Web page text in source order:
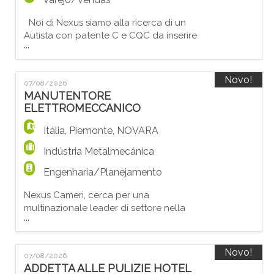
Noi di Nexus siamo alla ricerca di un
Autista con patente C e CQC da inserire
presso una nostra azienda cliente; Mansioni
principali: - Guida di autocarri per il
trasporto di materiali. - Carico e scarico
della merce mediante gru installata sul
mezzo. - Consegne presso cantieri e clienti.
- Controllo del mezzo e della
documentazione di traspor
...
07/08/2026
MANUTENTORE
ELETTROMECCANICO
Itália, Piemonte, NOVARA
Indústria Metalmecánica
Engenharia/Planejamento
Nexus Cameri, cerca per una
multinazionale leader di settore nella
produzione ed assistenza ad impianti di
sollevamento, movimentazione merci e
containers in ambito portuale ed
intermodale NR°3 MANUTENTORI
...
Novo!
07/08/2026
ADDETTA ALLE PULIZIE HOTEL
Novo!